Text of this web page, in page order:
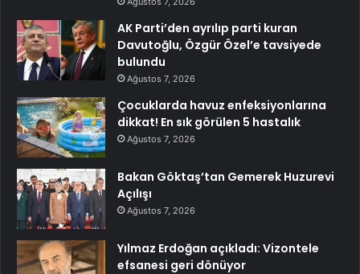
AK Parti’den ayrılıp parti kuran
Davutoğlu, Özgür Özel’e tavsiyede
bulundu
Ağustos 7, 2026
Çocuklarda havuz enfeksiyonlarına
dikkat! En sık görülen 5 hastalık
Ağustos 7, 2026
Bakan Göktaş’tan Gemerek Huzurevi
Açılışı
Ağustos 7, 2026
Yılmaz Erdoğan açıkladı: Vizontele
efsanesi geri dönüyor